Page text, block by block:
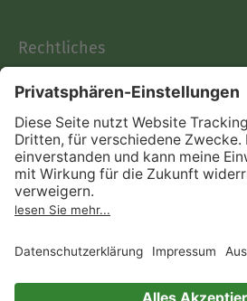
Rechtliches
AGB
Informationen nach Data
Act
Verträge hier kündigen
Impressum